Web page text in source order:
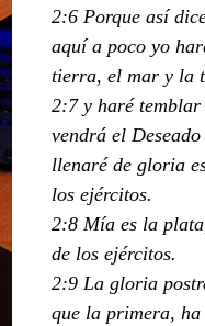
2:6 Porque así
aquí a poco yo
tierra, el mar y la
2:7 y haré
vendrá el
llenaré de gloria
los ejércitos.
2:8 Mía es la
de los ejércitos.
2:9 La gloria
que la primera,